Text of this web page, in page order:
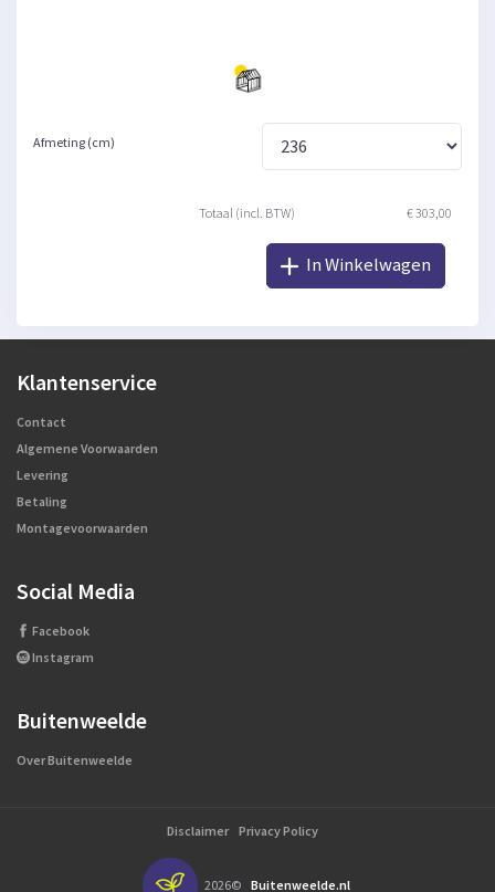
Afmeting (cm)
Totaal (incl. BTW) € 303,00
In Winkelwagen
Klantenservice
Contact
Algemene Voorwaarden
Levering
Betaling
Montagevoorwaarden
Social Media
Facebook
Instagram
Buitenweelde
Over Buitenweelde
2026© Buitenweelde.nl
Disclaimer Privacy Policy